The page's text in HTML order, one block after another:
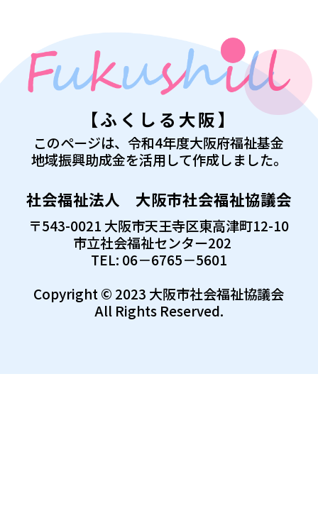
【ふくしる大阪】
このページは、令和4年度大阪府福祉基金
地域振興助成金を活用して作成しました。
社会福祉法人 大阪市社会福祉協議会
〒543-0021 大阪市天王寺区東高津町12-10
市立社会福祉センター202
TEL: 06－6765－5601
Copyright © 2023 大阪市社会福祉協議会
All Rights Reserved.